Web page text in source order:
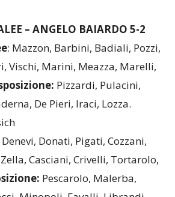
– ANGELO BAIARDO 5-2
Vischi, Marini, Meazza, Marelli,
De Pieri, Iraci, Lozza.
: Denevi, Donati, Pigati, Cozzani,
Casciani, Crivelli, Tortarolo,